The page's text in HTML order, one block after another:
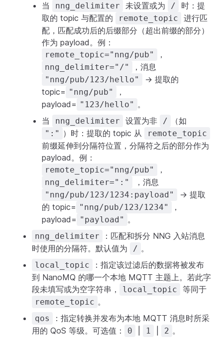
当
nng_delimiter 未设置或为 /
时：提
取的 topic 与配置的
remote_topic
进行匹
配，匹配成功后的后缀部分（超出前缀的部分）
作为 payload。例：
remote_topic="nng/pub" ，
nng_delimiter="/" ，消息
"nng/pub/123/hello"
→ 提取的
topic= "nng/pub"
，
payload= "123/hello" 。
当
nng_delimiter 设置为非 / （如
":" ）时：提取的 topic 从 remote_topic
前缀延伸到分隔符位置，分隔符之后的部分作为
payload。例：
remote_topic="nng/pub" ，
nng_delimiter=":" ，消息
"nng/pub/123/1234:payload"
→ 提取
的 topic= "nng/pub/123/1234"
，
payload= "payload" 。
nng_delimiter
：匹配和拆分 NNG 入站消息
时使用的分隔符。默认值为
/ 。
local_topic
：指定该过滤后的数据将被发布
到 NanoMQ 的哪一个本地 MQTT 主题上。若此字
段未填写或为空字符串，
local_topic 等同于
remote_topic 。
qos
：指定转换并发布为本地 MQTT 消息时所采
用的 QoS 等级。可选值：
0 1 2 。